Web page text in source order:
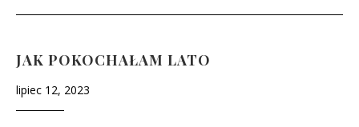
JAK POKOCHAŁAM LATO
lipiec 12, 2023